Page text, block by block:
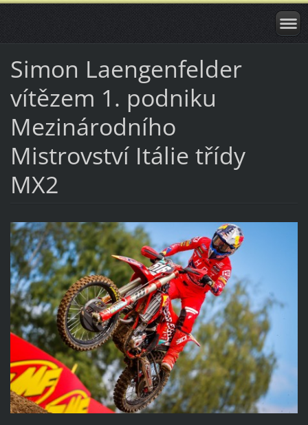
Simon Laengenfelder
vítězem 1. podniku
Mezinárodního
Mistrovství Itálie třídy
MX2